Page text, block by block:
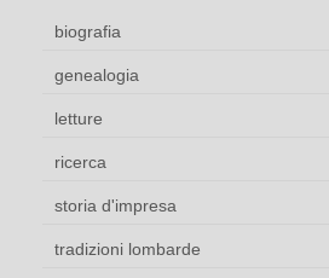
biografia
genealogia
letture
ricerca
storia d'impresa
tradizioni lombarde